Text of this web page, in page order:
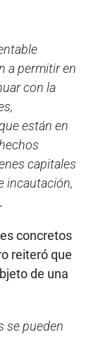
a permitir en
con la
están en
capitales
incautación,
concretos
reiteró que
de una
se pueden